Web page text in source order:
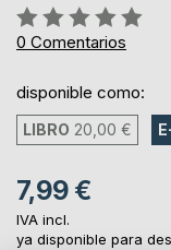
Rating:
0%
0 Comentarios
disponible como:
LIBRO 20,00 €
7,99 €
IVA incl.
ya disponible para